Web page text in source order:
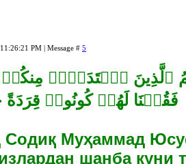
PM | Message # 5
ٱلَّذِینَ ٱعۡتَدَوۡا۟
Содиқ Муҳаммад
шанба куни